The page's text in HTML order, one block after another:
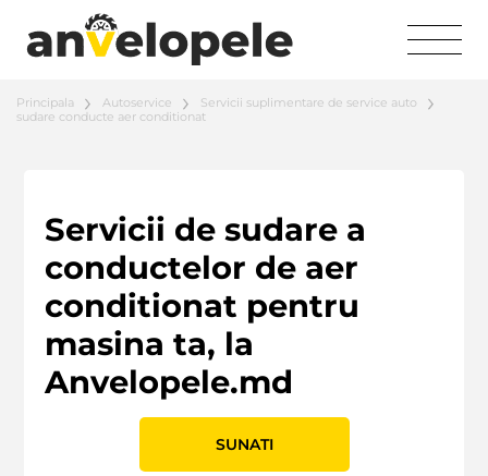
Principala Autoservice
Servicii suplimentare de service auto
sudare conducte aer conditionat
Servicii de sudare a
conductelor de aer
conditionat pentru
masina ta, la
Anvelopele.md
SUNATI